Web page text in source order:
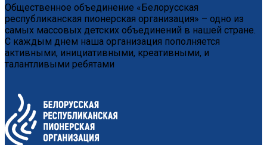
Общественное объединение «Белорусская
республиканская пионерская организация» – одно из
самых массовых детских объединений в нашей стране.
С каждым днем наша организация пополняется
активными, инициативными, креативными, и
талантливыми ребятами